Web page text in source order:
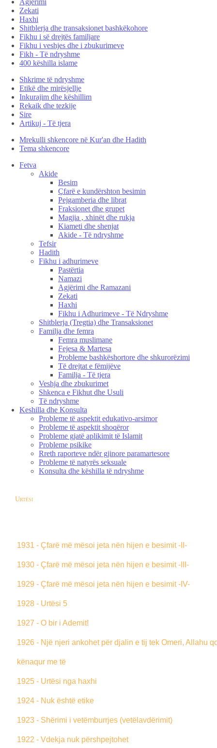
Agjërimi
Zekati
Haxhi
Shitblerja dhe transaksionet bashkëkohore
Fikhu i së drejtës familjare
Fikhu i veshjes dhe i zbukurimeve
Fikh - Të ndryshme
400 këshilla islame
Shkrime të ndryshme
Etikë dhe mirësjellje
Inkurajim dhe këshillim
Rekaik dhe tezkije
Sire
Artikuj - Të tjera
Mrekulli shkencore në Kur'an dhe Hadith
Tema shkencore
Fetva
Akide
Besim
Çfarë e kundërshton besimin
Pejgamberia dhe librat
Fraksionet dhe grupet
Magjia , xhinët dhe rukja
Kiameti dhe shenjat
Akide - Të ndryshme
Tefsir
Hadith
Fikhu i adhurimeve
Pastërtia
Namazi
Agjërimi dhe Ramazani
Zekati
Haxhi
Fikhu i Adhurimeve - Të Ndryshme
Shitblerja (Tregtia) dhe Transaksionet
Familja dhe femra
Femra muslimane
Fejesa & Martesa
Probleme bashkëshortore dhe shkurorëzimi
Të drejtat e fëmijëve
Familja - Të tjera
Veshja dhe zbukurimet
Shkenca e Fikhut dhe Usuli
Të ndryshme
Keshilla dhe Konsulta
Probleme të aspektit edukativo-arsimor
Probleme të aspektit shoqëror
Probleme gjatë aplikimit të Islamit
Probleme psikike
Rreth raporteve ndër gjinore paramartesore
Probleme të natyrës seksuale
Konsulta dhe këshilla të ndryshme
Urtësi
1931 - Çfarë më mësoi jeta nën hijen e besimit -II-
1930 - Çfarë më mësoi jeta nën hijen e besimit -III-
1929 - Çfarë më mësoi jeta nën hijen e besimit -IV-
1928 - Urtësi 5
1927 - O bir i Ademit!
1926 - Një njeri ankohet për djalin e tij tek Omeri, Allahu
kënaqur me të
1925 - Urtësi nga haxhi
1924 - Nuk është etike
1923 - Shërimi i vetëmburrjes (vetëlavdërimit)
1922 - Vdekja nuk përshpejtohet